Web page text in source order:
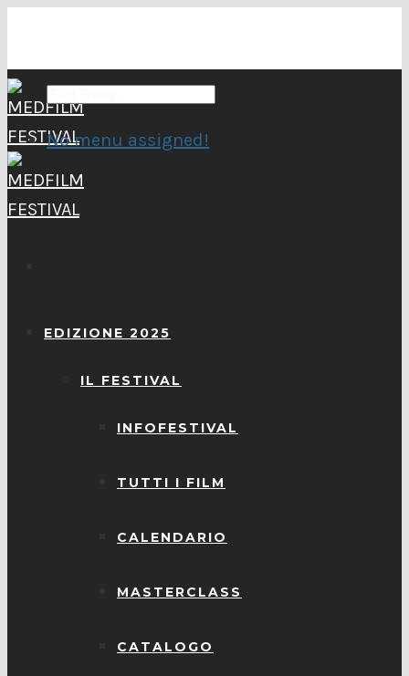
EDIZIONE 2025
IL FESTIVAL
INFOFESTIVAL
TUTTI I FILM
CALENDARIO
MASTERCLASS
CATALOGO
No menu assigned!